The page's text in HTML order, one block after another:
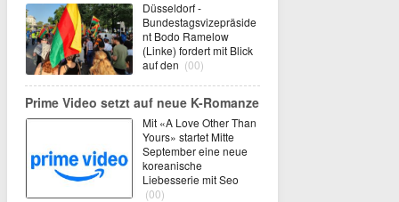
Düsseldorf -
Bundestagsvizepräside
nt Bodo Ramelow
(Linke) fordert mit Blick
auf den (00)
Prime Video setzt auf neue K-Romanze
Mit «A Love Other Than
Yours» startet Mitte
September eine neue
koreanische
Liebesserie mit Seo
(00)